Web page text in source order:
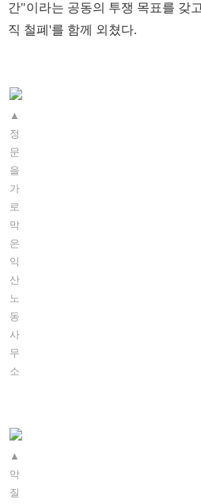
간"이라는 공동의 투쟁 목표를 갖
직 철폐'를 함께 외쳤다.
▲
정
문
을
가
로
막
은
익
산
노
동
사
무
소
▲
악
질